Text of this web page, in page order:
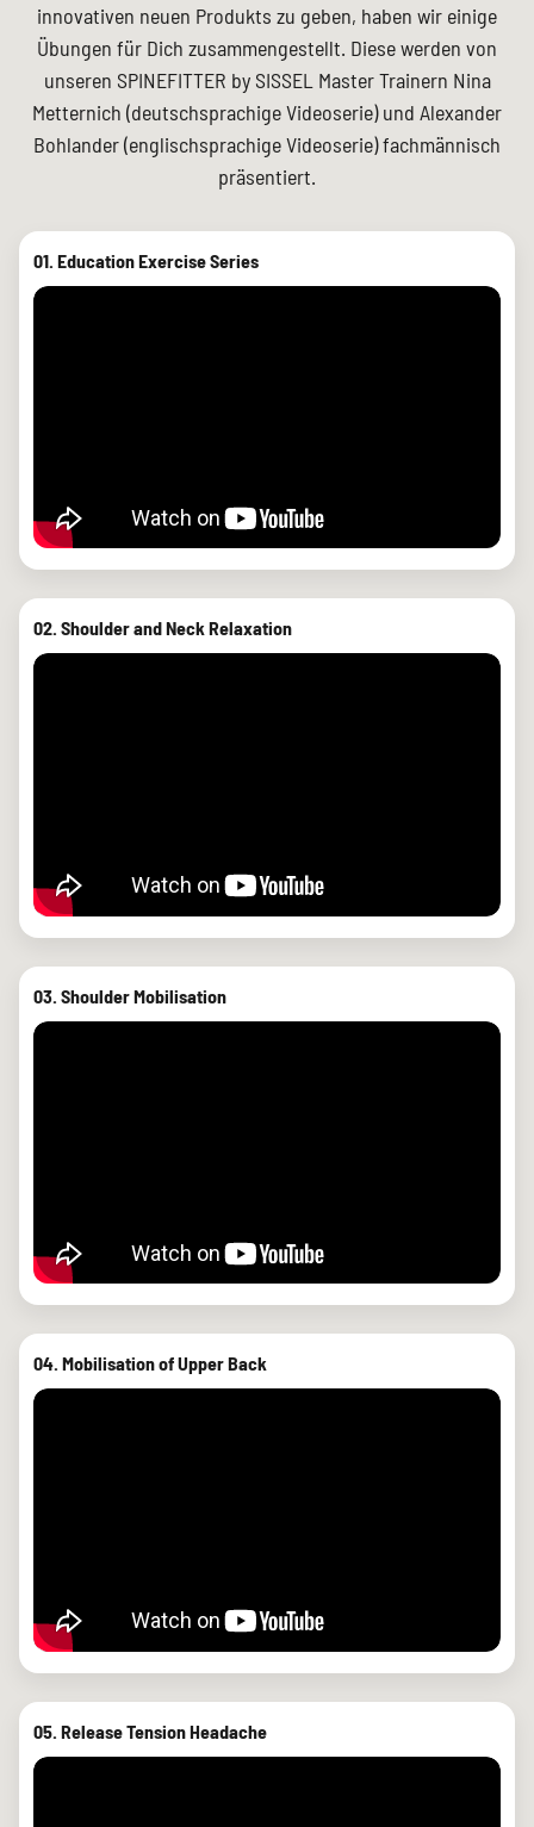
innovativen neuen Produkts zu geben, haben wir einige
Übungen für Dich zusammengestellt. Diese werden von
unseren SPINEFITTER by SISSEL Master Trainern Nina
Metternich (deutschsprachige Videoserie) und Alexander
Bohlander (englischsprachige Videoserie) fachmännisch
präsentiert.
01. Education Exercise Series
02. Shoulder and Neck Relaxation
03. Shoulder Mobilisation
04. Mobilisation of Upper Back
05. Release Tension Headache